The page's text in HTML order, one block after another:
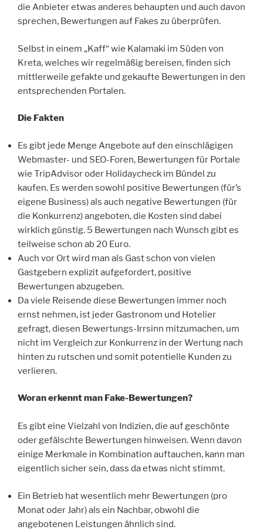
die Anbieter etwas anderes behaupten und auch davon
sprechen, Bewertungen auf Fakes zu überprüfen.
Selbst in einem „Kaff“ wie Kalamaki im Süden von
Kreta, welches wir regelmäßig bereisen, finden sich
mittlerweile gefakte und gekaufte Bewertungen in den
entsprechenden Portalen.
Die Fakten
Es gibt jede Menge Angebote auf den einschlägigen
Webmaster- und SEO-Foren, Bewertungen für Portale
wie TripAdvisor oder Holidaycheck im Bündel zu
kaufen. Es werden sowohl positive Bewertungen (für’s
eigene Business) als auch negative Bewertungen (für
die Konkurrenz) angeboten, die Kosten sind dabei
wirklich günstig. 5 Bewertungen nach Wunsch gibt es
teilweise schon ab 20 Euro.
Auch vor Ort wird man als Gast schon von vielen
Gastgebern explizit aufgefordert, positive
Bewertungen abzugeben.
Da viele Reisende diese Bewertungen immer noch
ernst nehmen, ist jeder Gastronom und Hotelier
gefragt, diesen Bewertungs-Irrsinn mitzumachen, um
nicht im Vergleich zur Konkurrenz in der Wertung nach
hinten zu rutschen und somit potentielle Kunden zu
verlieren.
Woran erkennt man Fake-Bewertungen?
Es gibt eine Vielzahl von Indizien, die auf geschönte
oder gefälschte Bewertungen hinweisen. Wenn davon
einige Merkmale in Kombination auftauchen, kann man
eigentlich sicher sein, dass da etwas nicht stimmt.
Ein Betrieb hat wesentlich mehr Bewertungen (pro
Monat oder Jahr) als ein Nachbar, obwohl die
angebotenen Leistungen ähnlich sind.